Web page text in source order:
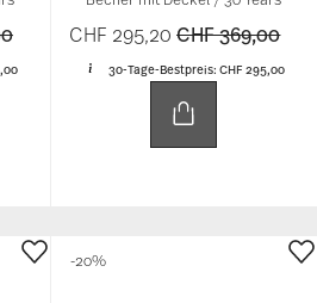
from
to CHF 295,20Price reduced
CHF 369,00to
30-Tage-Bestpreis:CHF 295,00
-20%